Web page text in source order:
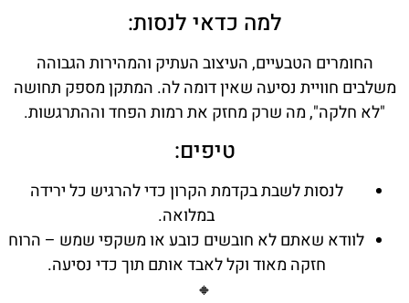
למה כדאי לנסות:
החומרים הטבעיים, העיצוב העתיק והמהירות הגבוהה
משלבים חוויית נסיעה שאין דומה לה. המתקן מספק תחושה
"לא חלקה", מה שרק מחזק את רמות הפחד וההתרגשות.
טיפים:
לנסות לשבת בקדמת הקרון כדי להרגיש כל ירידה
במלואה.
לוודא שאתם לא חובשים כובע או משקפי שמש – הרוח
חזקה מאוד וקל לאבד אותם תוך כדי נסיעה.
🔸